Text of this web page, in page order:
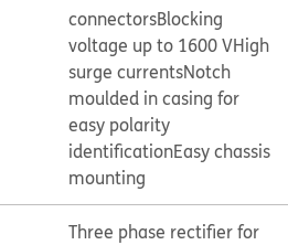
connectorsBlocking
voltage up to 1600 VHigh
surge currentsNotch
moulded in casing for
easy polarity
identificationEasy chassis
mounting
Three phase rectifier for